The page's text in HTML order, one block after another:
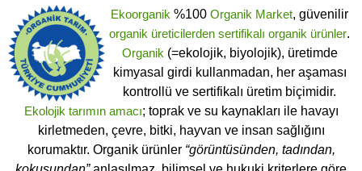
Ekoorganik %100 Organik Market, güvenilir
organik üreticilerden sertifikalı organik ürünler.
Organik (=ekolojik, biyolojik), üretimde
kimyasal girdi kullanmadan, her aşaması
kontrollü ve sertifikalı üretim biçimidir.
Ekolojik tarımın amacı; toprak ve su kaynakları ile havayı
kirletmeden, çevre, bitki, hayvan ve insan sağlığını
korumaktır. Organik ürünler “görüntüsünden, tadından,